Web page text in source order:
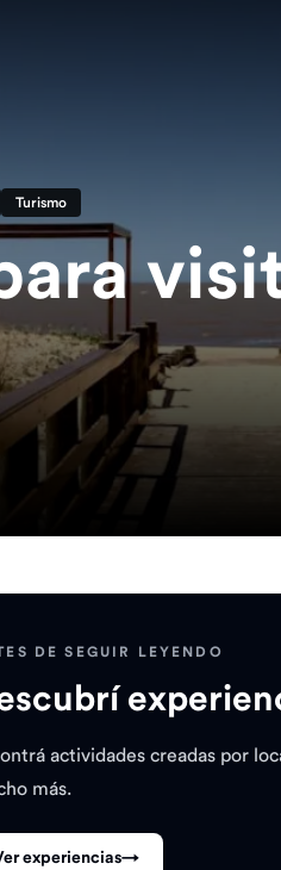
Turismo
DE SEGUIR LEYENDO
actividades creadas por
más.
experiencias→